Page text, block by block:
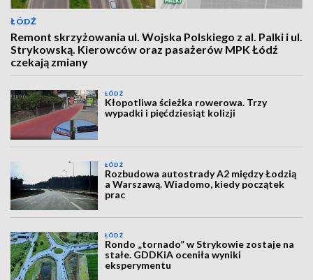
ŁÓDŹ
Remont skrzyżowania ul. Wojska Polskiego z al. Palki i ul.
Strykowską. Kierowców oraz pasażerów MPK Łódź
czekają zmiany
ŁÓDŹ
Kłopotliwa ścieżka rowerowa. Trzy
wypadki i pięćdziesiąt kolizji
ŁÓDŹ
Rozbudowa autostrady A2 między Łodzią
a Warszawą. Wiadomo, kiedy początek
prac
ŁÓDŹ
Rondo „tornado” w Strykowie zostaje na
stałe. GDDKiA oceniła wyniki
eksperymentu